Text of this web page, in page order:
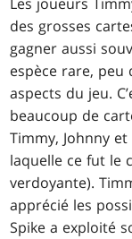
des grosses
gagner aussi
espèce rare,
aspects du jeu.
beaucoup de
Timmy, Johnny
laquelle ce fut le
verdoyante).
apprécié les
Spike a exploité